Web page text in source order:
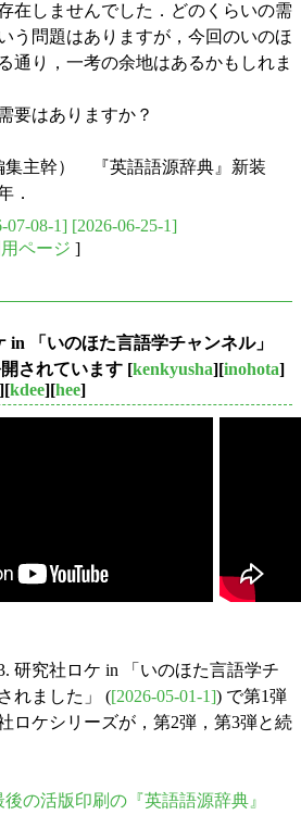
在しませんでした．どのくらいの需
う問題はありますが，今回のいのほ
通り，一考の余地はあるかもしれま
要はありますか？
主幹） 『英語語源辞典』新装
．
07-08-1] [2026-06-25-1]
ページ ]
in 「いのほた言語学チャンネル」
されています [kenkyusha][inohota]
][kdee][hee]
研究社ロケ in 「いのほた言語学チ
れました」 ([2026-05-01-1]) で第1弾
ロケシリーズが，第2弾，第3弾と続
後の活版印刷の『英語語源辞典』